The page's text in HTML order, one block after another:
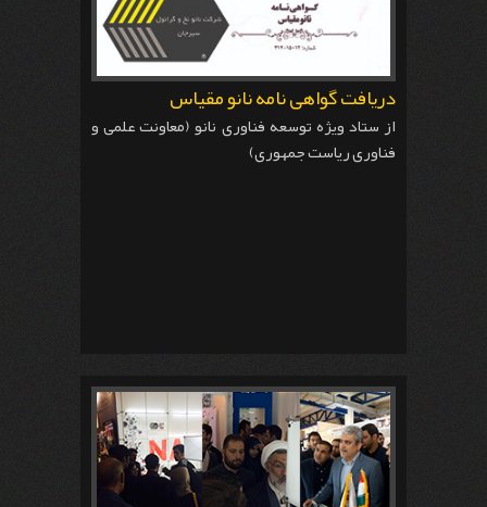
دریافت گواهی نامه نانو مقیاس
از ستاد ویژه توسعه فناوری نانو (معاونت علمی و
فناوری ریاست جمهوری)